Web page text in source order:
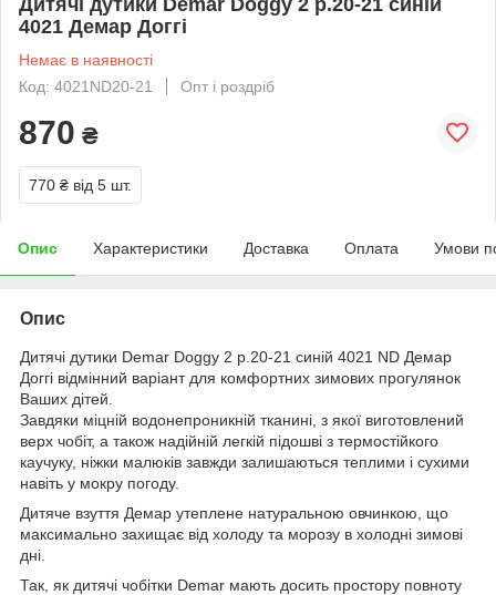
4021 Демар Доггі
Немає в наявності
Код: 4021ND20-21
Опт і роздріб
870 ₴
770 ₴ від 5 шт.
Опис Характеристики Доставка Оплата Умови
Опис
Дитячі дутики Demar Doggy 2 р.20-21 синій 4021 ND Демар
Доггі відмінний варіант для комфортних зимових прогулянок
Ваших дітей.
Завдяки міцній водонепроникній тканині, з якої виготовлений
верх чобіт, а також надійній легкій підошві з термостійкого
каучуку, ніжки малюків завжди залишаються теплими і сухими
навіть у мокру погоду.
Дитяче взуття Демар утеплене натуральною овчинкою, що
максимально захищає від холоду та морозу в холодні зимові
дні.
Так, як дитячі чобітки Demar мають досить простору повноту